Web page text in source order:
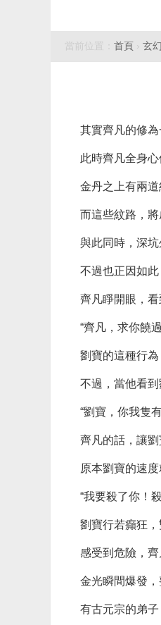
當前位置： 首頁 › 玄
其實齊凡的修
此時齊凡全身
金丹之上有兩道
而這些紋路，將
與此同時，深
不過也正因如
齊凡睜開眼，
“齊凡，求你饒
劉寶的這種行
不過，當他看
“劉寶，你我隻
齊凡的話，讓劉
原本劉寶的速
“我要殺了你！
劉寶行若癲狂
感受到危險，齊
金光瞬間爆發
有古元宗的弟